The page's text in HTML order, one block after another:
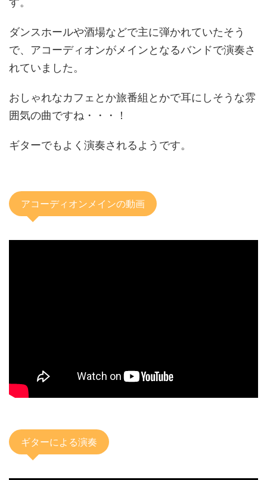
ダンスホールや酒場などで主に弾かれていたそう
で、アコーディオンがメインとなるバンドで演奏さ
れていました。
おしゃれなカフェとか旅番組とかで耳にしそうな雰
囲気の曲ですね・・・！
ギターでもよく演奏されるようです。
アコーディオンメインの動画
ギターによる演奏